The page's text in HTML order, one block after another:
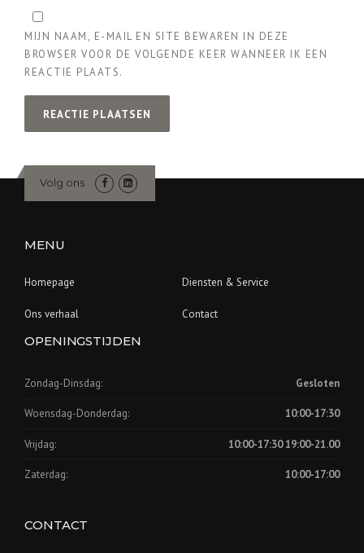
MIJN NAAM, E-MAIL EN SITE BEWAREN IN DEZE
BROWSER VOOR DE VOLGENDE KEER WANNEER IK EEN
REACTIE PLAATS.
Volg ons
MENU
Homepage Diensten & Service
Ons verhaal Contact
OPENINGSTIJDEN
Zondag-Dinsdag: Gesloten
Woensdag-Donderdag: 10:00-17:30
Vrijdag: 10:00-17:30 19:00-21.00
Zaterdag: 10:00-17:00
CONTACT